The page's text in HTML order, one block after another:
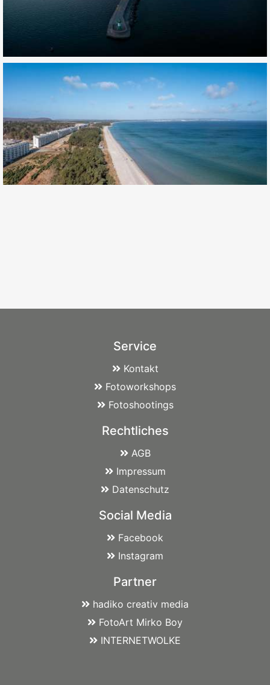
Service
Kontakt
Fotoworkshops
Fotoshootings
Rechtliches
AGB
Impressum
Datenschutz
Social Media
Facebook
Instagram
Partner
hadiko creativ media
FotoArt Mirko Boy
INTERNETWOLKE